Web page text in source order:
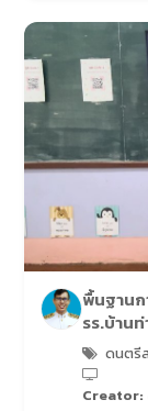
พื้นฐานก
รร.บ้าน
ดนตรี
Creator: